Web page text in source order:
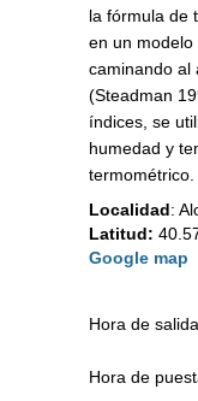
la fórmula de
en un modelo
caminando al
(Steadman
índices, se
humedad y
termométrico.
Localidad:
Latitud:
Google map
Hora de
Hora de